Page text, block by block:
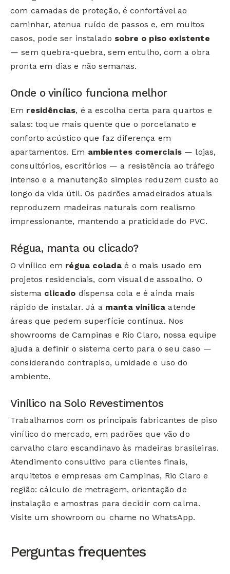
com camadas de proteção, é confortável ao
caminhar, atenua ruído de passos e, em muitos
casos, pode ser instalado sobre o piso existente
— sem quebra-quebra, sem entulho, com a obra
pronta em dias e não semanas.
Onde o vinílico funciona melhor
Em residências, é a escolha certa para quartos e
salas: toque mais quente que o porcelanato e
conforto acústico que faz diferença em
apartamentos. Em ambientes comerciais— lojas,
consultórios, escritórios — a resistência ao tráfego
intenso e a manutenção simples reduzem custo ao
longo da vida útil. Os padrões amadeirados atuais
reproduzem madeiras naturais com realismo
impressionante, mantendo a praticidade do PVC.
Régua, manta ou clicado?
O vinílico em régua colada é o mais usado em
projetos residenciais, com visual de assoalho. O
sistema clicado dispensa cola e é ainda mais
rápido de instalar. Já a manta vinílica atende
áreas que pedem superfície contínua. Nos
showrooms de Campinas e Rio Claro, nossa equipe
ajuda a definir o sistema certo para o seu caso —
considerando contrapiso, umidade e uso do
ambiente.
Vinílico na Solo Revestimentos
Trabalhamos com os principais fabricantes de piso
vinílico do mercado, em padrões que vão do
carvalho claro escandinavo às madeiras brasileiras.
Atendimento consultivo para clientes finais,
arquitetos e empresas em Campinas, Rio Claro e
região: cálculo de metragem, orientação de
instalação e amostras para decidir com calma.
Visite um showroom ou chame no WhatsApp.
Perguntas frequentes